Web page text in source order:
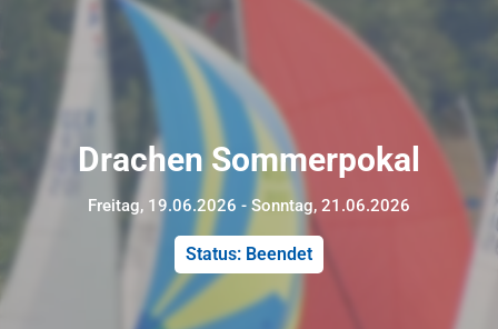
Drachen Sommerpokal
Freitag, 19.06.2026 - Sonntag, 21.06.2026
Status: Beendet